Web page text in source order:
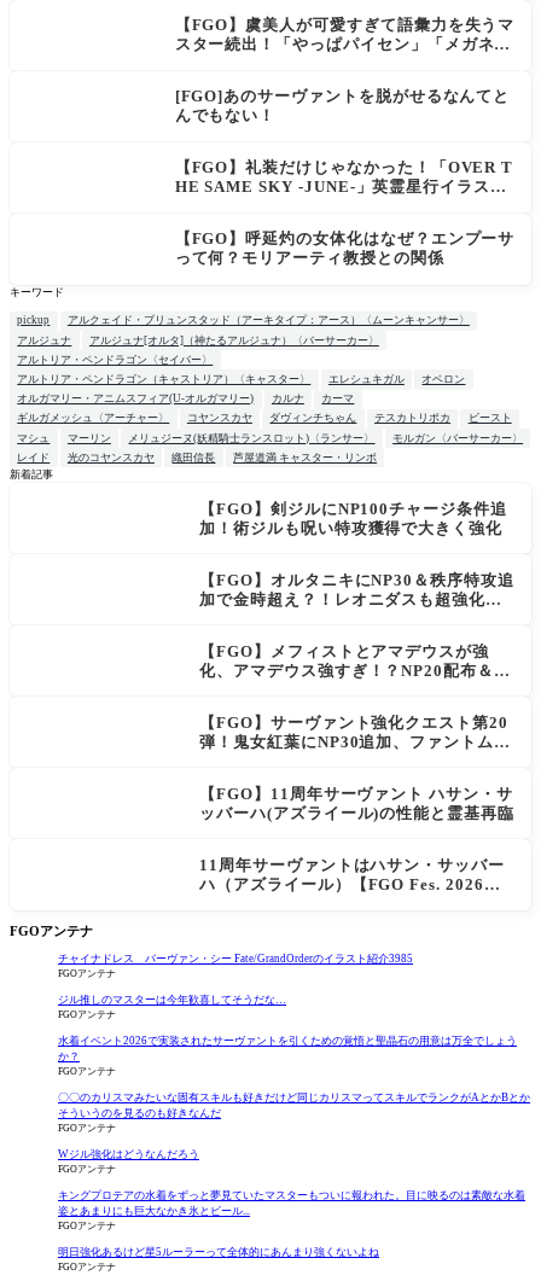
さん30年寝てた。【勝利の女神NIKKE】
【FGO】虞美人が可愛すぎて語彙力を失うマ
スター続出！「やっぱパイセン」「メガネよ
[FGO]あのサーヴァントを脱がせるなんてと
んでもない！
【FGO】礼装だけじゃなかった！「OVER T
HE SAME SKY -JUNE-」英霊星行イラスト
場
【FGO】呼延灼の女体化はなぜ？エンプーサ
って何？モリアーティ教授との関係
キーワード
pickup
アルクェイド・ブリュンスタッド（アーキタイプ：アース）〈ムーンキャンサー〉
アルジュナ
アルジュナ[オルタ]（神たるアルジュナ）〈バーサーカー〉
アルトリア・ペンドラゴン〈セイバー〉
アルトリア・ペンドラゴン（キャストリア）〈キャスター〉
エレシュキガル
オベロン
オルガマリー・アニムスフィア(U-オルガマリー)
カルナ
カーマ
ギルガメッシュ〈アーチャー〉
コヤンスカヤ ダヴィンチちゃん テスカトリポカ
ビースト
マシュ
マーリン メリュジーヌ(妖精騎士ランスロット)〈ランサー〉
モルガン〈バーサーカー〉
レイド
光のコヤンスカヤ 織田信長
芦屋道満 キャスター・リンボ
新着記事
【FGO】剣ジルにNP100チャージ条件追
加！術ジルも呪い特攻獲得で大きく強化
【FGO】オルタニキにNP30＆秩序特攻追
加で金時超え？！レオニダスも超強化で
【FGO】メフィストとアマデウスが強
化、アマデウス強すぎ！？NP20配布＆Ar
【FGO】サーヴァント強化クエスト第20
弾！鬼女紅葉にNP30追加、ファントムも
【FGO】11周年サーヴァント ハサン・サ
ッバーハ(アズライール)の性能と霊基再臨
11周年サーヴァントはハサン・サッバー
ハ（アズライール）【FGO Fes. 2026】
FGOアンテナ
チャイナドレス バーヴァン・シー Fate/GrandOrderのイラスト紹介3985
FGOアンテナ
ジル推しのマスターは今年歓喜してそうだな…
FGOアンテナ
水着イベント2026で実装されたサーヴァントを引くための覚悟と聖晶石の用意は万全でしょう
か？
FGOアンテナ
〇〇のカリスマみたいな固有スキルも好きだけど同じカリスマってスキルでランクがAとかBとか
そういうのを見るのも好きなんだ
FGOアンテナ
Wジル強化はどうなんだろう
FGOアンテナ
キングプロテアの水着をずっと夢見ていたマスターもついに報われた。目に映るのは素敵な水着
姿とあまりにも巨大なかき氷とビール...
FGOアンテナ
明日強化あるけど星5ルーラーって全体的にあんまり強くないよね
FGOアンテナ